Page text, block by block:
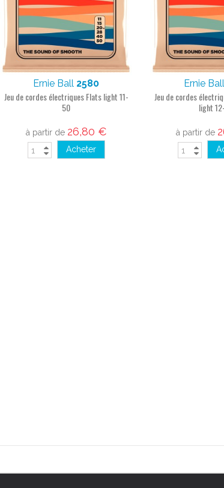
Ernie Ball 2580
Jeu de cordes électriques Flats light 11-
50
à partir de 26,80 €
Acheter
Ernie Ball
Jeu de cordes
light
à partir de